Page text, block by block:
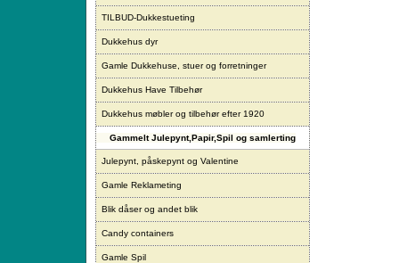
TILBUD-Dukkestueting
Dukkehus dyr
Gamle Dukkehuse, stuer og forretninger
Dukkehus Have Tilbehør
Dukkehus møbler og tilbehør efter 1920
Gammelt Julepynt,Papir,Spil og samlerting
Julepynt, påskepynt og Valentine
Gamle Reklameting
Blik dåser og andet blik
Candy containers
Gamle Spil